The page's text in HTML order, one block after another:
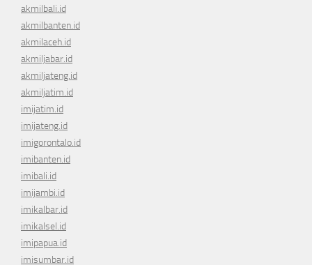
akmilbali.id
akmilbanten.id
akmilaceh.id
akmiljabar.id
akmiljateng.id
akmiljatim.id
imijatim.id
imijateng.id
imigorontalo.id
imibanten.id
imibali.id
imijambi.id
imikalbar.id
imikalsel.id
imipapua.id
imisumbar.id